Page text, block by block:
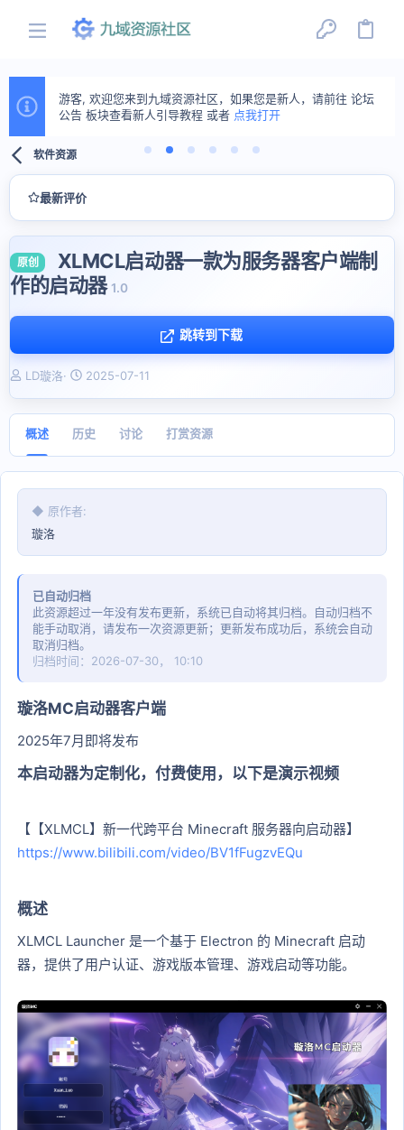
游客, 欢迎您来到九域资源社区，如果您是新人，请前往 论坛
公告 板块查看新人引导教程 或者 点我打开
软件资源
最新评价
原创
XLMCL启动器一款为服务器客户端制
作的启动器 1.0
跳转到下载
作
LD璇洛
创
2025-07-11
概述 历史 讨论 打赏资源
◆ 原作者
璇洛
已自动归档
此资源超过一年没有发布更新，系统已自动将其归档。自动归档不
能手动取消，请发布一次资源更新；更新发布成功后，系统会自动
取消归档。
归档时间：2026-07-30， 10:10
璇洛MC启动器客户端​
2025年7月即将发布
本启动器为定制化，付费使用，以下是演示视频​
【【XLMCL】新一代跨平台 Minecraft 服务器向启动器】
https://www.bilibili.com/video/BV1fFugzvEQu
概述​
XLMCL Launcher 是一个基于 Electron 的 Minecraft 启动
器，提供了用户认证、游戏版本管理、游戏启动等功能。